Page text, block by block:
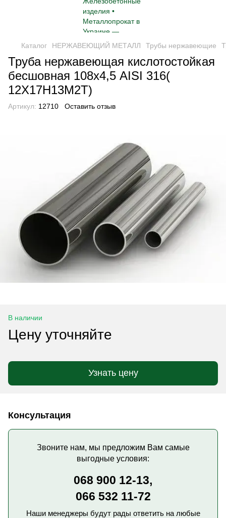
Каталог НЕРЖАВЕЮЩИЙ МЕТАЛЛ Трубы нержавеющие
Труба нержавеющая кислотостойкая
бесшовная 108х4,5 AISI 316(
12Х17Н13М2Т)
Артикул: 12710 Оставить отзыв
В наличии
Цену уточняйте
Узнать цену
Консультация
Звоните нам, мы предложим Вам самые
выгодные условия:
068 900 12-13,
066 532 11-72
Наши менеджеры будут рады ответить на любые